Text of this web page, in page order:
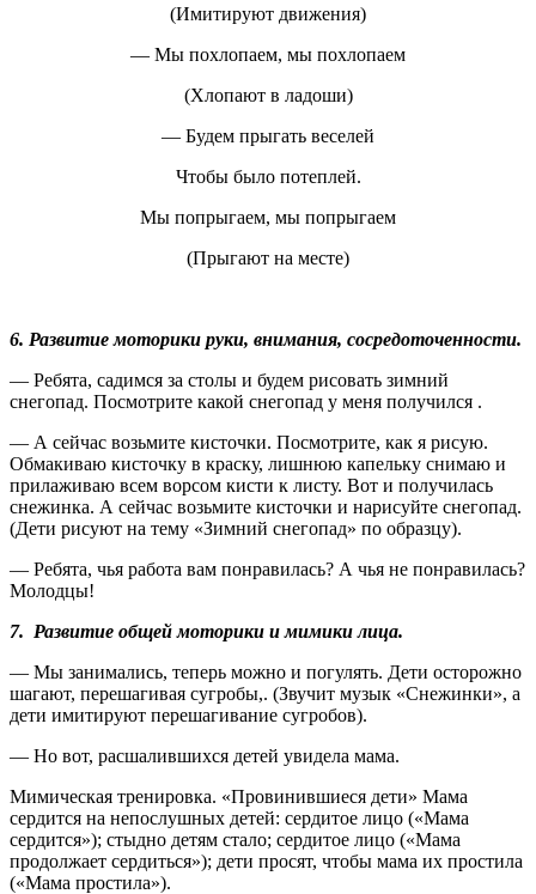
(Имитируют движения)
— Мы похлопаем, мы похлопаем
(Хлопают в ладоши)
— Будем прыгать веселей
Чтобы было потеплей.
Мы попрыгаем, мы попрыгаем
(Прыгают на месте)
6. Развитие моторики руки, внимания, сосредоточенности.
— Ребята, садимся за столы и будем рисовать зимний
снегопад. Посмотрите какой снегопад у меня получился .
— А сейчас возьмите кисточки. Посмотрите, как я рисую.
Обмакиваю кисточку в краску, лишнюю капельку снимаю и
прилаживаю всем ворсом кисти к листу. Вот и получилась
снежинка. А сейчас возьмите кисточки и нарисуйте снегопад.
(Дети рисуют на тему «Зимний снегопад» по образцу).
— Ребята, чья работа вам понравилась? А чья не понравилась?
Молодцы!
7. Развитие общей моторики и мимики лица.
— Мы занимались, теперь можно и погулять. Дети осторожно
шагают, перешагивая сугробы,. (Звучит музык «Снежинки», а
дети имитируют перешагивание сугробов).
— Но вот, расшалившихся детей увидела мама.
Мимическая тренировка. «Провинившиеся дети» Мама
сердится на непослушных детей: сердитое лицо («Мама
сердится»); стыдно детям стало; сердитое лицо («Мама
продолжает сердиться»); дети просят, чтобы мама их простила
(«Мама простила»).